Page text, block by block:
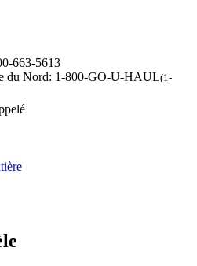
663-5613
du Nord: 1-800-GO-U-HAUL(1-